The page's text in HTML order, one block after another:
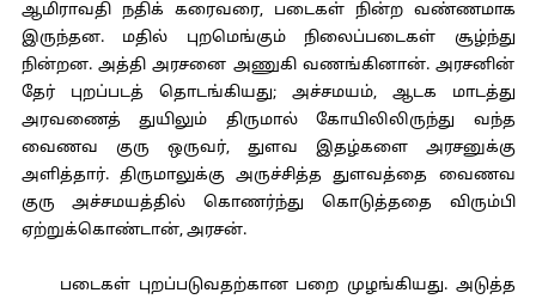
ஆமிராவதி நதிக் கரைவரை, படைகள் நின்ற வண்ணமாக
இருந்தன. மதில் புறமெங்கும் நிலைப்படைகள் சூழ்ந்து
நின்றன. அத்தி அரசனை அணுகி வணங்கினான். அரசனின்
தேர் புறப்படத் தொடங்கியது; அச்சமயம், ஆடக மாடத்து
அரவணைத் துயிலும் திருமால் கோயிலிலிருந்து வந்த
வைணவ குரு ஒருவர், துளவ இதழ்களை அரசனுக்கு
அளித்தார். திருமாலுக்கு அருச்சித்த துளவத்தை வைணவ
குரு அச்சமயத்தில் கொணர்ந்து கொடுத்ததை விரும்பி
ஏற்றுக்கொண்டான், அரசன்.
படைகள் புறப்படுவதற்கான பறை முழங்கியது. அடுத்த